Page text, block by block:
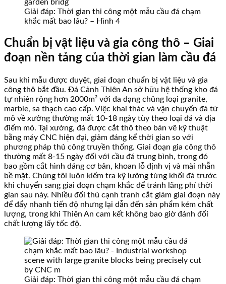
Giải đáp: Thời gian thi công một mẫu cầu đá chạm
khắc mất bao lâu? – Hình 4
Chuẩn bị vật liệu và gia công thô – Giai
đoạn nền tảng của thời gian làm cầu đá
Sau khi mẫu được duyệt, giai đoạn chuẩn bị vật liệu và gia
công thô bắt đầu. Đá Cảnh Thiên An sở hữu hệ thống kho đá
tự nhiên rộng hơn 2000m² với đa dạng chủng loại granite,
marble, sa thạch cao cấp. Việc khai thác và vận chuyển đá từ
mỏ về xưởng thường mất 10-18 ngày tùy theo loại đá và địa
điểm mỏ. Tại xưởng, đá được cắt thô theo bản vẽ kỹ thuật
bằng máy CNC hiện đại, giảm đáng kể thời gian so với
phương pháp thủ công truyền thống. Giai đoạn gia công thô
thường mất 8-15 ngày đối với cầu đá trung bình, trong đó
bao gồm cắt hình dáng cơ bản, khoan lỗ định vị và mài nhẵn
bề mặt. Chúng tôi luôn kiểm tra kỹ lưỡng từng khối đá trước
khi chuyển sang giai đoạn chạm khắc để tránh lãng phí thời
gian sau này. Nhiều đối thủ cạnh tranh cắt giảm giai đoạn này
để đẩy nhanh tiến độ nhưng lại dẫn đến sản phẩm kém chất
lượng, trong khi Thiên An cam kết không bao giờ đánh đổi
chất lượng lấy tốc độ.
Giải đáp: Thời gian thi công một mẫu cầu đá chạm